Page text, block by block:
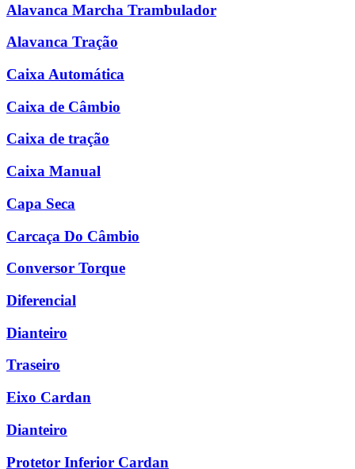
Alavanca Marcha Trambulador
Alavanca Tração
Caixa Automática
Caixa de Câmbio
Caixa de tração
Caixa Manual
Capa Seca
Carcaça Do Câmbio
Conversor Torque
Diferencial
Dianteiro
Traseiro
Eixo Cardan
Dianteiro
Protetor Inferior Cardan